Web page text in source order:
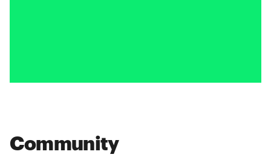
Community